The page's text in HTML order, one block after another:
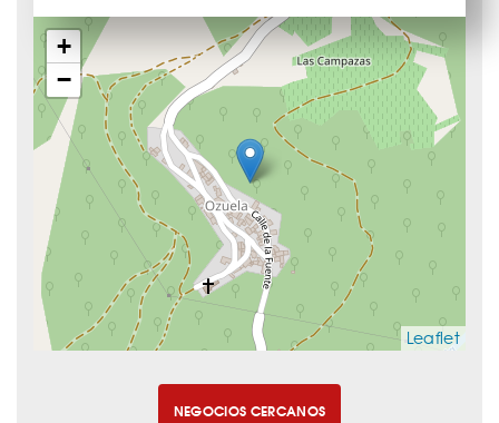
+
−
Leaflet
NEGOCIOS CERCANOS